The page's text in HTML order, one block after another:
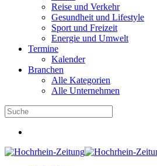
Reise und Verkehr
Gesundheit und Lifestyle
Sport und Freizeit
Energie und Umwelt
Termine
Kalender
Branchen
Alle Kategorien
Alle Unternehmen